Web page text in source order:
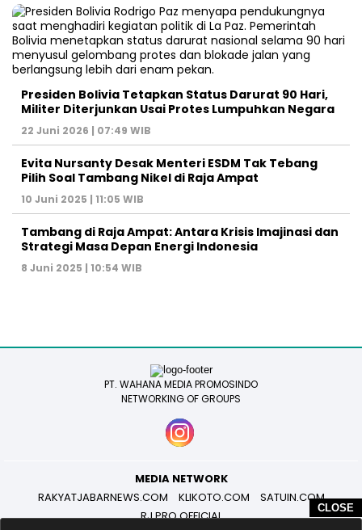
CLOSE
Presiden Bolivia Tetapkan Status Darurat 90 Hari,
Militer Diterjunkan Usai Protes Lumpuhkan Negara
22 Juni 2026 | 07:49 WIB
Evita Nursanty Desak Menteri ESDM Tak Tebang
Pilih Soal Tambang Nikel di Raja Ampat
10 Juni 2025 | 11:05 WIB
Tambang di Raja Ampat: Antara Krisis Imajinasi dan
Strategi Masa Depan Energi Indonesia
8 Juni 2025 | 10:54 WIB
PT. WAHANA MEDIA PROMOSINDO
NETWORKING OF GROUPS
MEDIA NETWORK
RAKYATJABARNEWS.COM
KLIKOTO.COM
SATUIN.COM
RJ PRO OFFICIAL